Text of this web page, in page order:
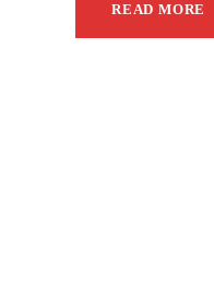
READ MORE